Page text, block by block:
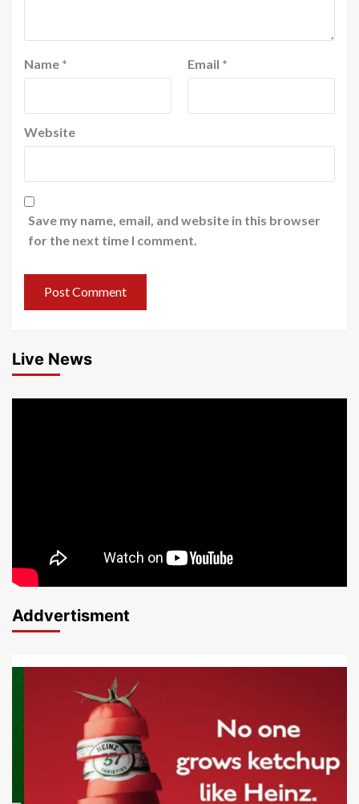
Name * Email *
Website
Save my name, email, and website in this browser
for the next time I comment.
Live News
Addvertisment